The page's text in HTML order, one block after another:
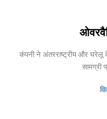
कंपनी ने अंतरराष्ट्रीय और
सामग्री